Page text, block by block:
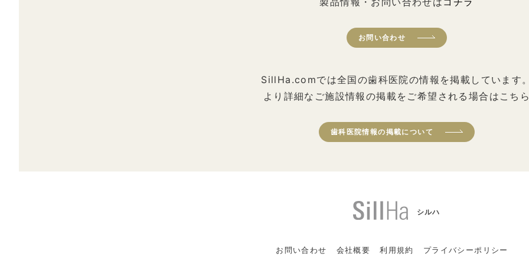
お問い合わせ
SillHa.comでは全国の歯科医院の情報を掲載しています
より詳細なご施設情報の掲載をご希望される場合はこち
歯科医院情報の掲載について
シルハ
お問い合わせ 会社概要 利用規約 プライバシーポリシー